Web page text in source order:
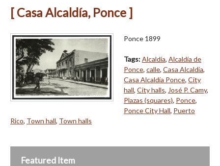
[ Casa Alcaldía, Ponce ]
Ponce 1899
Tags:Alcaldía, Alcaldía de
Ponce, calle, Casa Alcaldía,
Casa Alcaldía Ponce, City
hall, City halls, José P. Camy,
Plazas (squares), Ponce,
Ponce City Hall, Puerto
Rico, Town hall, Town halls
Featured Item